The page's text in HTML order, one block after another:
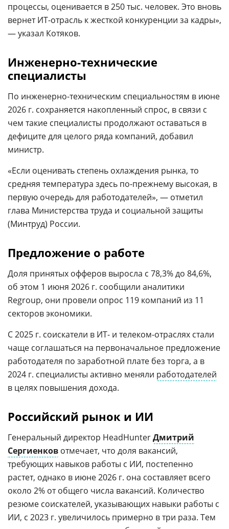
процессы, оценивается в 250 тыс. человек. Это вновь
вернет ИТ-отрасль к жесткой конкуренции за кадры»,
— указал Котяков.
Инженерно-технические
специалисты
По инженерно-техническим специальностям в июне
2026 г. сохраняется накопленный спрос, в связи с
чем такие специалисты продолжают оставаться в
дефиците для целого ряда компаний, добавил
министр.
«Если оценивать степень охлаждения рынка, то
средняя температура здесь по-прежнему высокая, в
первую очередь для работодателей», — отметил
глава Министерства труда и социальной защиты
(Минтруд) России.
Предложение о работе
Доля принятых офферов выросла с 78,3% до 84,6%,
об этом 1 июня 2026 г. сообщили аналитики
Regroup, они провели опрос 119 компаний из 11
секторов экономики.
С 2025 г. соискатели в ИТ- и телеком-отраслях стали
чаще соглашаться на первоначальное предложение
работодателя по заработной плате без торга, а в
2024 г. специалисты активно меняли работодателей
в целях повышения дохода.
Российский рынок и ИИ
Генеральный директор HeadHunterДмитрий
Сергиенков отмечает, что доля вакансий,
требующих навыков работы с ИИ, постепенно
растет, однако в июне 2026 г. она составляет всего
около 2% от общего числа вакансий. Количество
резюме соискателей, указывающих навыки работы с
ИИ, с 2023 г. увеличилось примерно в три раза. Тем